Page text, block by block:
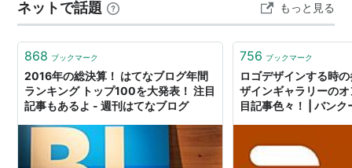
ネットで話題 もっと見る
868 ブックマーク
2016年の総決算！ はてなブログ年間
ランキング トップ100を大発表！ 注目
記事もあるよ - 週刊はてなブログ
756 ブックマーク
ロゴデザインする時
ザインギャラリーの
目記事色々！ | バン